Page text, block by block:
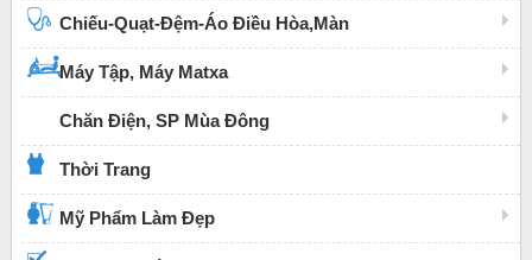
Chiếu-Quạt-Đệm-Áo Điều Hòa,Màn
Máy Tập, Máy Matxa
Chăn Điện, SP Mùa Đông
Thời Trang
Mỹ Phẩm Làm Đẹp